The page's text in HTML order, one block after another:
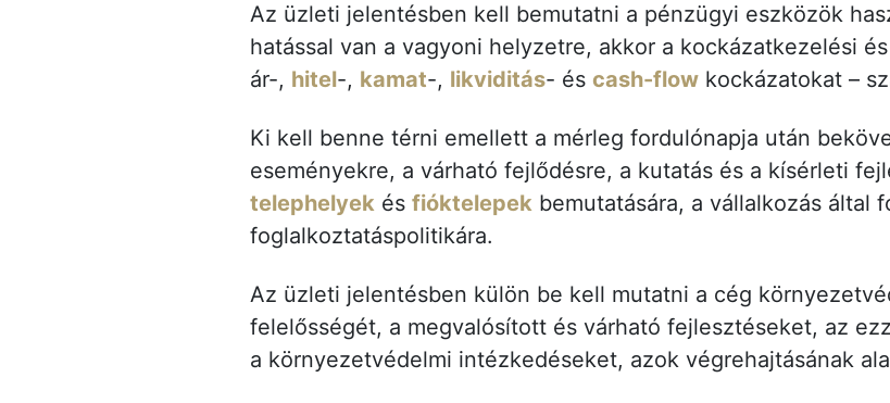
Az üzleti jelentésben kell bemutatni a pénzügyi eszközök
hatással van a vagyoni helyzetre, akkor a kockázatkezelési
ár-, hitel-, kamat-, likviditás- és cash-flowkockázatokat –
Ki kell benne térni emellett a mérleg fordulónapja után
eseményekre, a várható fejlődésre, a kutatás és a kísérleti
telephelyekés fióktelepekbemutatására, a vállalkozás által
foglalkoztatáspolitikára.
Az üzleti jelentésben külön be kell mutatni a cég
felelősségét, a megvalósított és várható fejlesztéseket, az
a környezetvédelmi intézkedéseket, azok végrehajtásának